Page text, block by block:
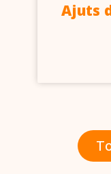
Ajuts